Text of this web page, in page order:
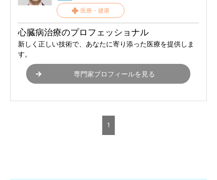
医療・健康
心臓病治療のプロフェッショナル
新しく正しい技術で、あなたに寄り添った医療を提供しま
す。
専門家プロフィールを見る
1